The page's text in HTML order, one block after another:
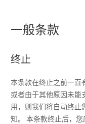
一般条款
终止
本条款在终止之前一直
或者由于其他原因未能
用，则我们将自动终止
知。 本条款终止后，